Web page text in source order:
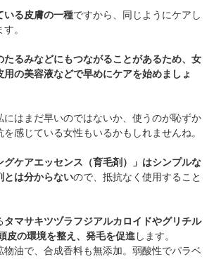
いる皮膚の一種ですから、同じようにケアし
。
たるみなどにもつながることがあるため、女
の美容液などで早めにケアを始めましょ
にはまだ早いのではないか、使うのが恥ずか
感じている女性もいるかもしれませんね。
グケアエッセンス（育毛剤）」はシンプルな
とは分からないので、抵抗なく使用すること
タマサキツヅラフジアルカロイドやグリチル
皮の環境を整え、発毛を促進します。
物油で、合成香料も無添加。弱酸性でパラベ